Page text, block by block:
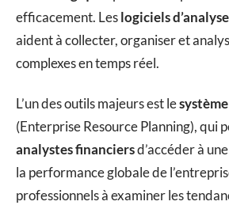
efficacement. Leslogiciels
aident à collecter, organiser et
complexes en temps réel.
L’un des outils majeurs est le
(Enterprise Resource Planning), qui
analystes financiersd’accéder à
la performance globale de
professionnels à examiner les